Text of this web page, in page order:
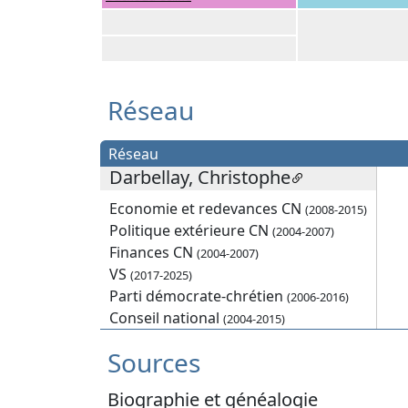
Réseau
Réseau
Darbellay, Christophe
Economie et redevances CN (2008-2015)
Politique extérieure CN (2004-2007)
Finances CN (2004-2007)
VS (2017-2025)
Parti démocrate-chrétien (2006-2016)
Conseil national (2004-2015)
Sources
Biographie et généalogie